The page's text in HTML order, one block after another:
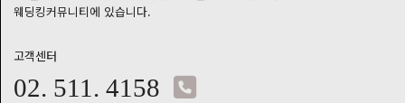
1:1
의
질
웨딩킹커뮤니티에 있습니다.
고객센터
02. 511. 4158